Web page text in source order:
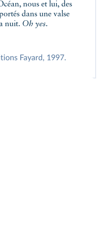
nous et lui, des
dans une valse
nuit. Oh yes.
Fayard, 1997.